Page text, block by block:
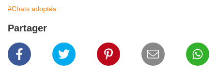
#Chats adoptés
Partager